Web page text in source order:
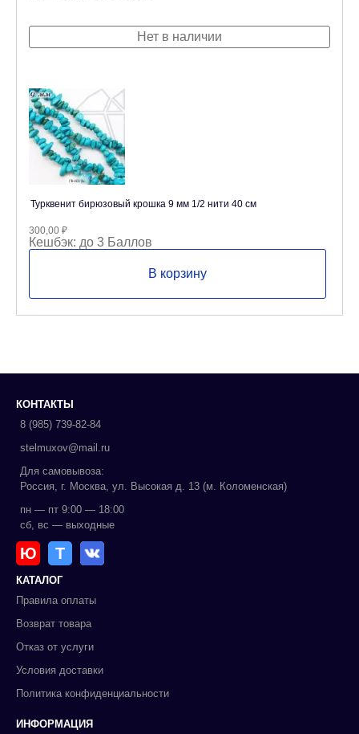
Нет в наличии
Турквенит бирюзовый крошка 9 мм 1/2 нити 40 см
300,00 ₽
Кешбэк: до 3 Баллов
В корзину
КОНТАКТЫ
8 (985) 739-82-84
stelmuxov@mail.ru
Для самовывоза:
Россия, г. Москва, ул. Высокая д. 13 (м. Коломенская)
пн — пт 9:00 — 18:00
сб, вс — выходные
Ю Т
КАТАЛОГ
Правила оплаты
Возврат товара
Отказ от услуги
Условия доставки
Политика конфиденциальности
ИНФОРМАЦИЯ